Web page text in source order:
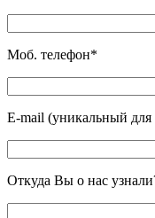
Моб. телефон*
E-mail (уникальный
Откуда Вы о нас